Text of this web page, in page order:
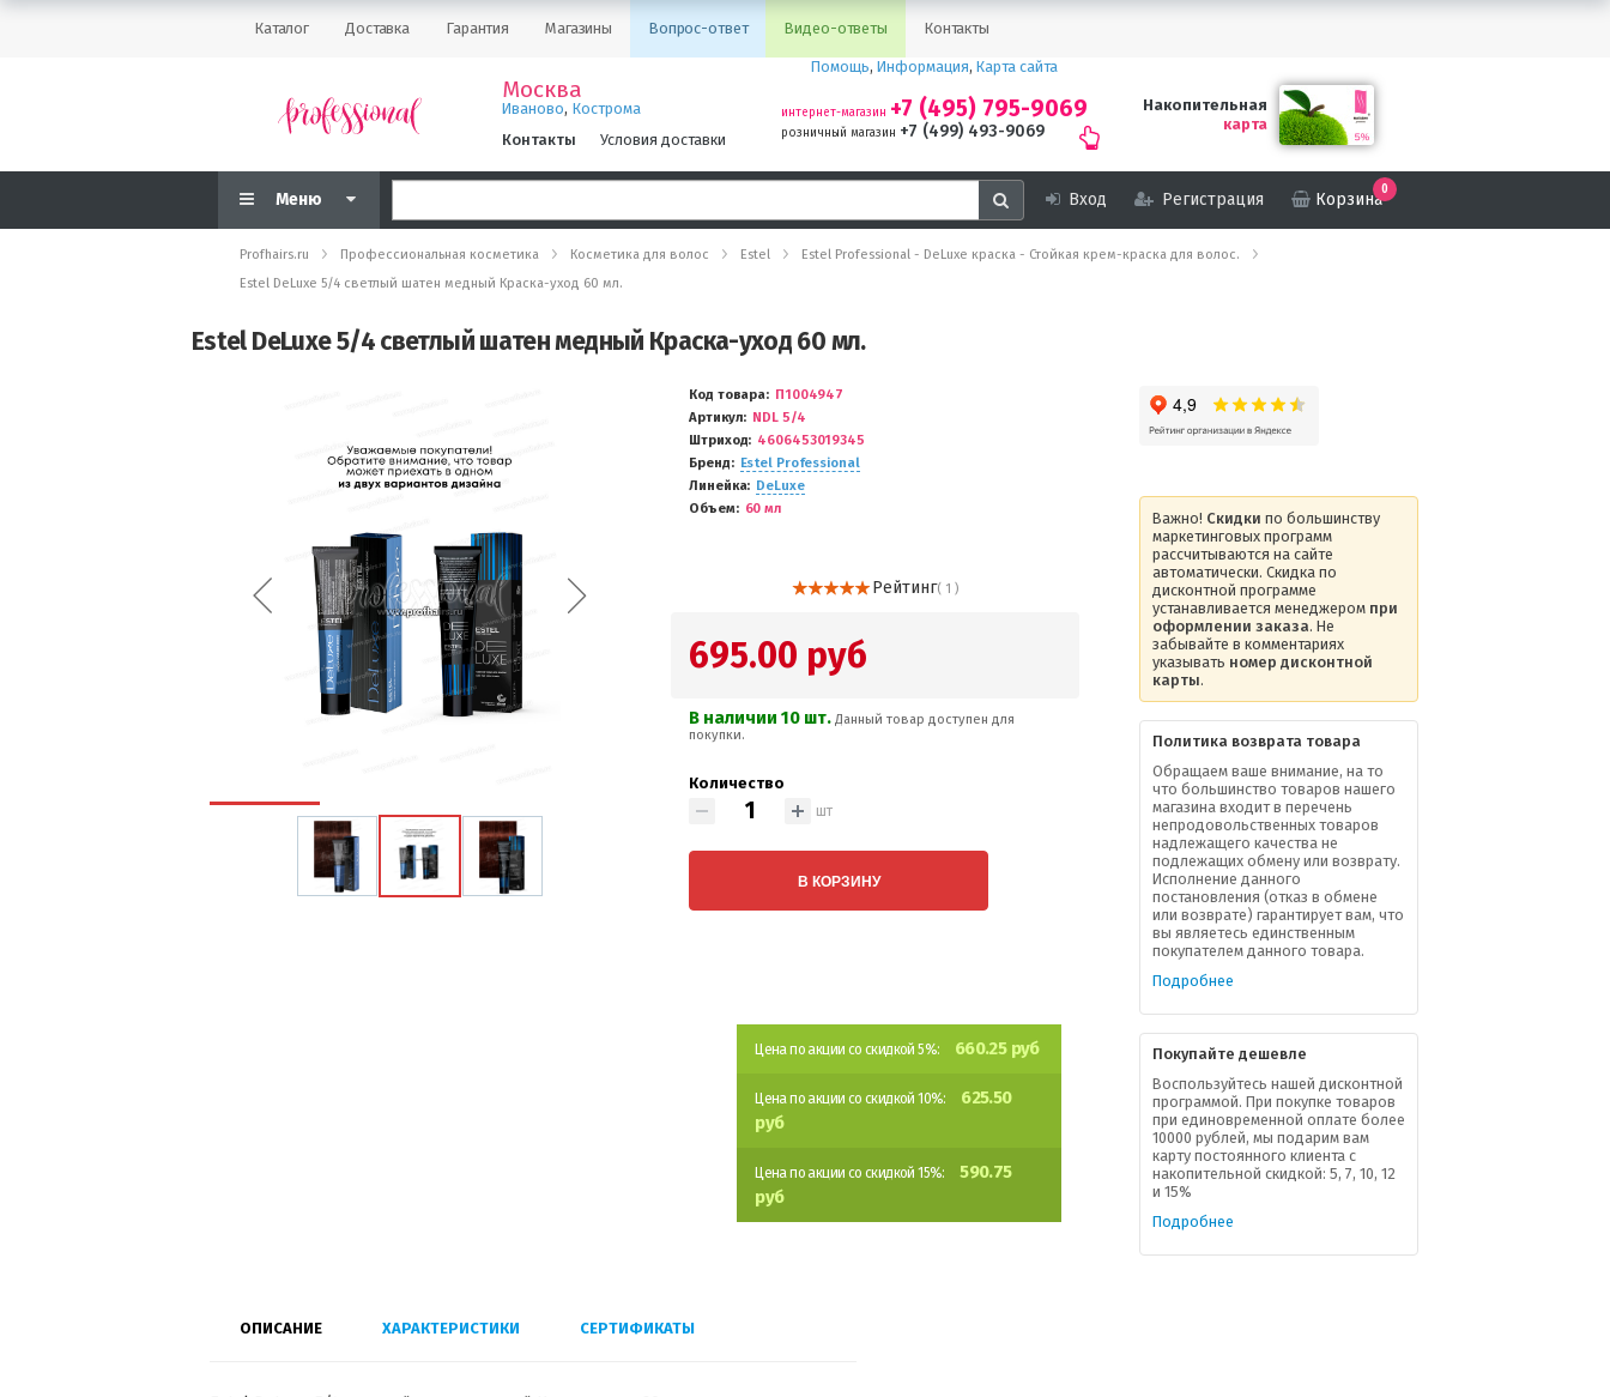
Каталог Доставка Гарантия Магазины Вопрос-ответ Видео-ответы Контакты
Москва
Иваново, Кострома
Контакты
Условия доставки
Помощь, Информация, Карта сайта
интернет-магазин +7 (495) 795-9069
розничный магазин +7 (499) 493-9069
Накопительная
карта
Меню Вход Регистрация Корзина
0
Profhairs.ru Профессиональная косметика Косметика для волос Estel
Estel Professional - DeLuxe краска - Стойкая крем-краска для волос.
Estel DeLuxe 5/4 светлый шатен медный Краска-уход 60 мл.
Estel DeLuxe 5/4 светлый шатен медный Краска-уход 60 мл.
Код товара
П1004947
Артикул
NDL 5/4
Штриход
4606453019345
Бренд
Estel Professional
Линейка
DeLuxe
Объем
60 мл
Рейтинг( 1 )
695.00 руб
В наличии 10 шт.Данный товар доступен для
покупки.
Количество
шт
В КОРЗИНУ
Цена по акции со скидкой 5%: 660.25 руб
Цена по акции со скидкой 10%:
625.50
руб
Цена по акции со скидкой 15%:
590.75
руб
ОПИСАНИЕ ХАРАКТЕРИСТИКИ СЕРТИФИКАТЫ
Важно! Скидки по большинству
маркетинговых программ
рассчитываются на сайте
автоматически. Скидка по
дисконтной программе
устанавливается менеджером при
оформлении заказа. Не
забывайте в комментариях
указывать номер дисконтной
карты.
Политика возврата товара
Обращаем ваше внимание, на то
что большинство товаров нашего
магазина входит в перечень
непродовольственных товаров
надлежащего качества не
подлежащих обмену или возврату.
Исполнение данного
постановления (отказ в обмене
или возврате) гарантирует вам, что
вы являетесь единственным
покупателем данного товара.
Подробнее
Покупайте дешевле
Воспользуйтесь нашей дисконтной
программой. При покупке товаров
при единовременной оплате более
10000 рублей, мы подарим вам
карту постоянного клиента с
накопительной скидкой: 5, 7, 10, 12
и 15%
Подробнее